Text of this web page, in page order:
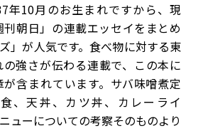
年10月のお生まれですから、現
朝日」の連載エッセイをまとめ
」が人気です。食べ物に対する東
強さが伝わる連載で、この本に
含まれています。サバ味噌煮定
、天丼、カツ丼、カレーライ
ーについての考察そのものより